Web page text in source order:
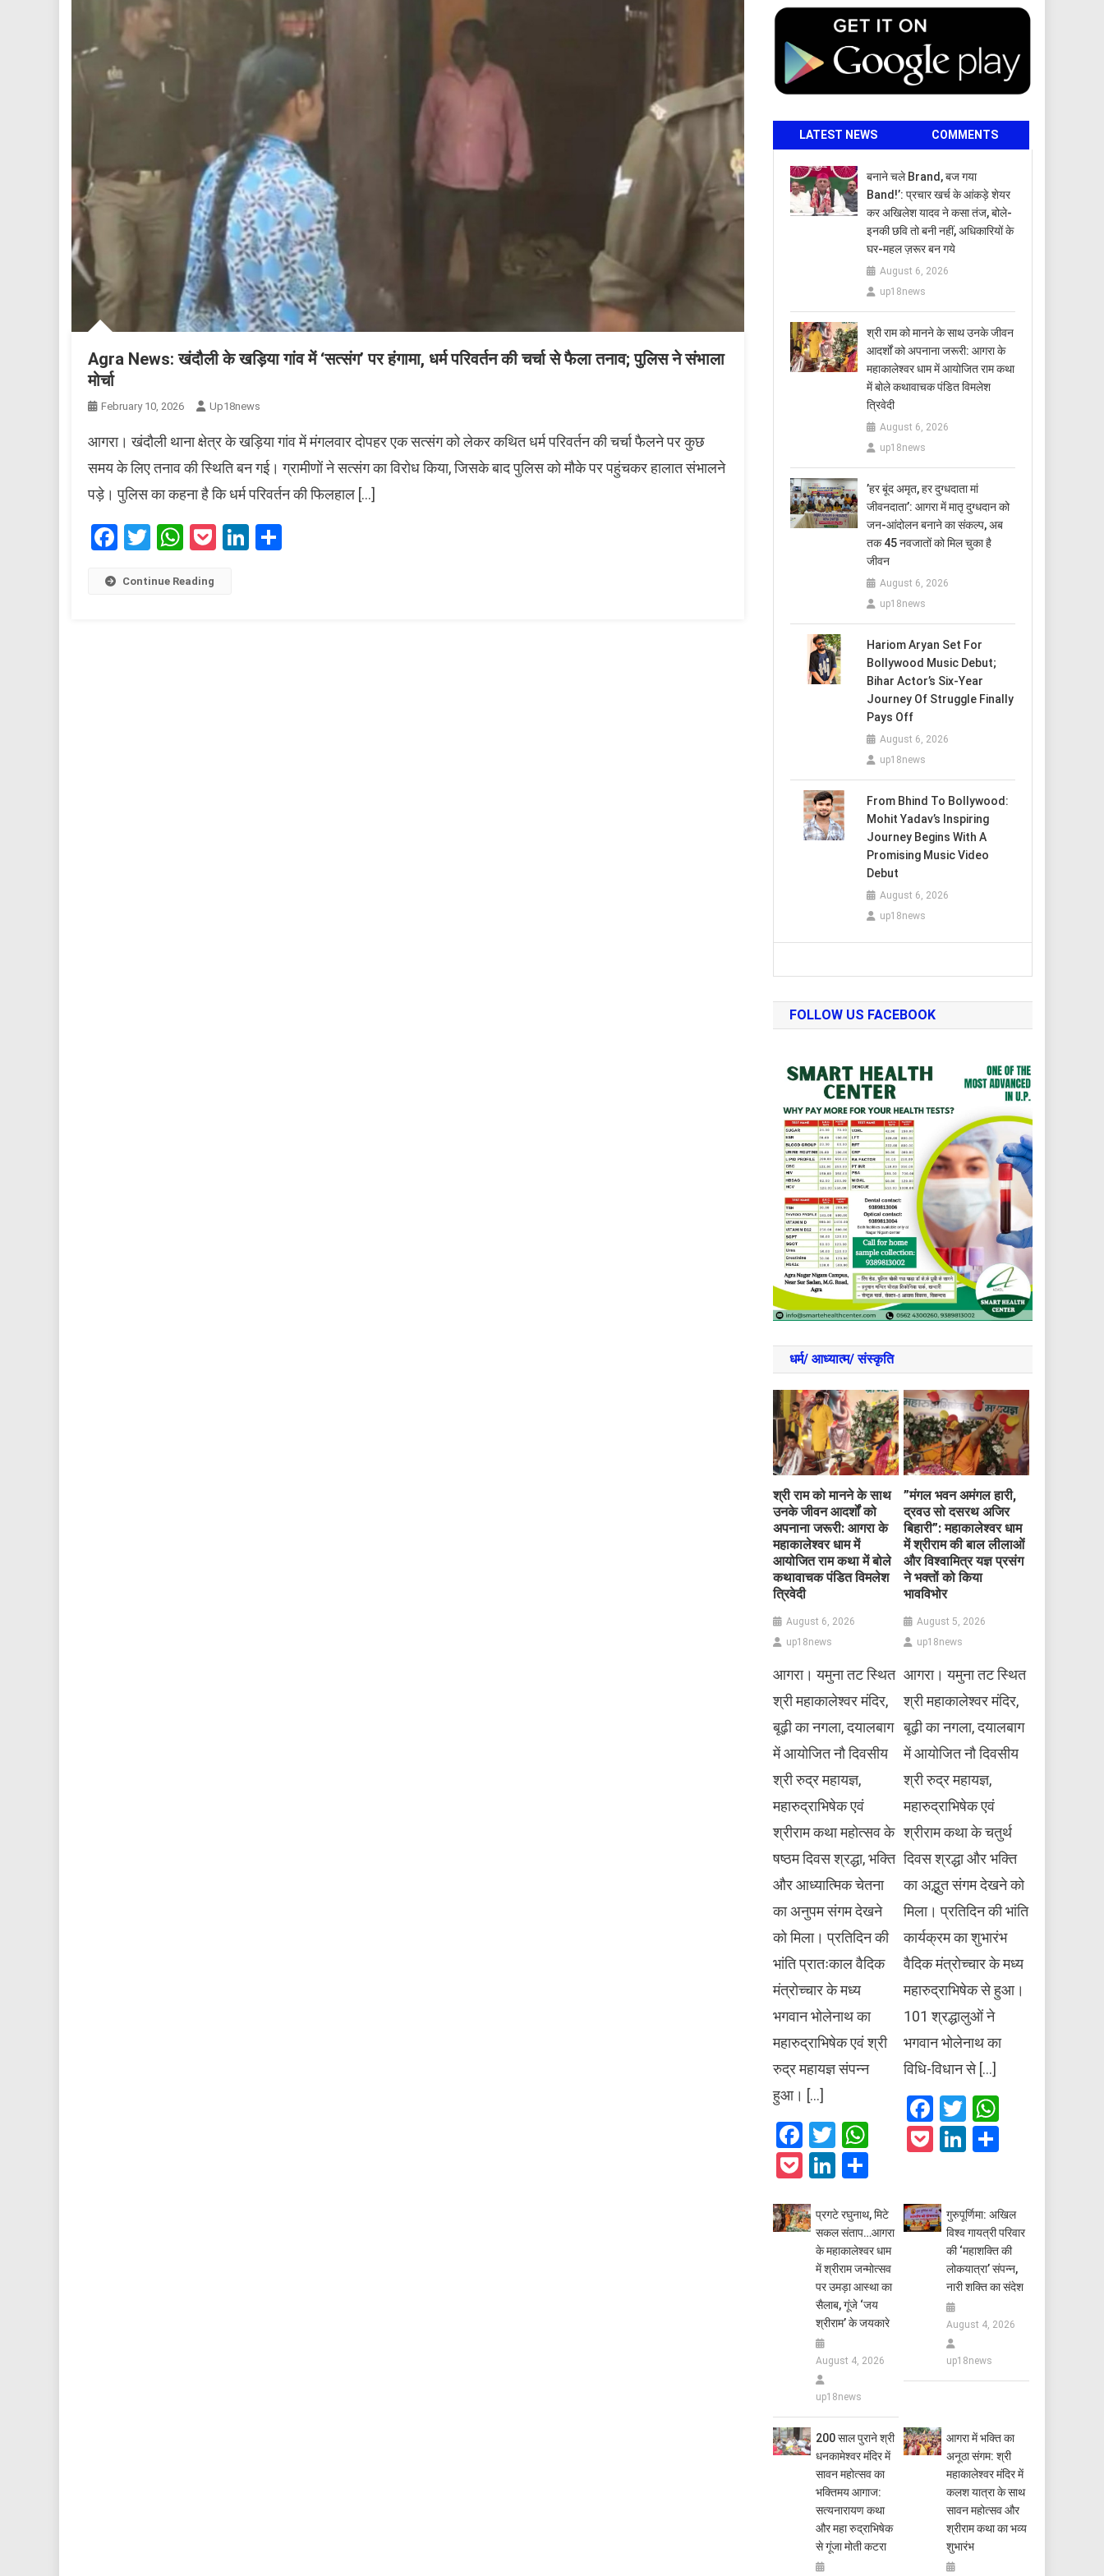
Agra News: खंदौली के खड़िया गांव में ‘सत्संग’ पर हंगामा, धर्म परिवर्तन की चर्चा से फैला तनाव; पुलिस ने संभाला
मोर्चा
February 10, 2026 Up18news
आगरा। खंदौली थाना क्षेत्र के खड़िया गांव में मंगलवार दोपहर एक सत्संग को लेकर कथित धर्म परिवर्तन की चर्चा फैलने पर कुछ
समय के लिए तनाव की स्थिति बन गई। ग्रामीणों ने सत्संग का विरोध किया, जिसके बाद पुलिस को मौके पर पहुंचकर हालात संभालने
पड़े। पुलिस का कहना है कि धर्म परिवर्तन की फिलहाल […]
Facebook
Twitter
WhatsApp
PocketLinkedIn
Continue Reading
LATEST NEWS COMMENTS
बनाने चले Brand, बज गया
Band!’: प्रचार खर्च के आंकड़े शेयर
कर अखिलेश यादव ने कसा तंज, बोले-
इनकी छवि तो बनी नहीं, अधिकारियों के
घर-महल ज़रूर बन गये
August 6, 2026
up18news
​श्री राम को मानने के साथ उनके जीवन
आदर्शों को अपनाना जरूरी: आगरा के
महाकालेश्वर धाम में आयोजित राम कथा
में बोले कथावाचक पंडित विमलेश
त्रिवेदी
August 6, 2026
up18news
​’हर बूंद अमृत, हर दुग्धदाता मां
जीवनदाता’: आगरा में मातृ दुग्धदान को
जन-आंदोलन बनाने का संकल्प, अब
तक 45 नवजातों को मिल चुका है
जीवन
August 6, 2026
up18news
Hariom Aryan Set For
Bollywood Music Debut;
Bihar Actor’s Six-Year
Journey Of Struggle Finally
Pays Off
August 6, 2026
up18news
From Bhind To Bollywood:
Mohit Yadav’s Inspiring
Journey Begins With A
Promising Music Video
Debut
August 6, 2026
up18news
FOLLOW US FACEBOOK
धर्म/ आध्‍यात्‍म/ संस्‍कृति
​श्री राम को मानने के साथ
उनके जीवन आदर्शों को
अपनाना जरूरी: आगरा के
महाकालेश्वर धाम में
आयोजित राम कथा में बोले
कथावाचक पंडित विमलेश
त्रिवेदी
August 6, 2026
up18news
आगरा। यमुना तट स्थित
श्री महाकालेश्वर मंदिर,
बूढ़ी का नगला, दयालबाग
में आयोजित नौ दिवसीय
श्री रुद्र महायज्ञ,
महारुद्राभिषेक एवं
श्रीराम कथा महोत्सव के
षष्ठम दिवस श्रद्धा, भक्ति
और आध्यात्मिक चेतना
का अनुपम संगम देखने
को मिला। प्रतिदिन की
भांति प्रातःकाल वैदिक
मंत्रोच्चार के मध्य
भगवान भोलेनाथ का
महारुद्राभिषेक एवं श्री
रुद्र महायज्ञ संपन्न
हुआ। […]
Facebook
TwitterWhatsApp
PocketLinkedIn
​”मंगल भवन अमंगल हारी,
द्रवउ सो दसरथ अजिर
बिहारी”: महाकालेश्वर धाम
में श्रीराम की बाल लीलाओं
और विश्वामित्र यज्ञ प्रसंग
ने भक्तों को किया
भावविभोर
August 5, 2026
up18news
आगरा। यमुना तट स्थित
श्री महाकालेश्वर मंदिर,
बूढ़ी का नगला, दयालबाग
में आयोजित नौ दिवसीय
श्री रुद्र महायज्ञ,
महारुद्राभिषेक एवं
श्रीराम कथा के चतुर्थ
दिवस श्रद्धा और भक्ति
का अद्भुत संगम देखने को
मिला। प्रतिदिन की भांति
कार्यक्रम का शुभारंभ
वैदिक मंत्रोच्चार के मध्य
महारुद्राभिषेक से हुआ।
101 श्रद्धालुओं ने
भगवान भोलेनाथ का
विधि-विधान से […]
Facebook
Twitter
PocketLinkedIn
प्रगटे रघुनाथ, मिटे
सकल संताप…आगरा
के महाकालेश्वर धाम
में श्रीराम जन्मोत्सव
पर उमड़ा आस्था का
सैलाब, गूंजे ‘जय
श्रीराम’ के जयकारे
August 4, 2026
up18news
गुरुपूर्णिमा: अखिल
विश्व गायत्री परिवार
की ‘महाशक्ति की
लोकयात्रा’ संपन्न,
नारी शक्ति का संदेश
August 4, 2026
up18news
200 साल पुराने श्री
धनकामेश्वर मंदिर में
सावन महोत्सव का
भक्तिमय आगाज:
सत्यनारायण कथा
और महा रुद्राभिषेक
से गूंजा मोती कटरा
आगरा में भक्ति का
अनूठा संगम: श्री
महाकालेश्वर मंदिर में
कलश यात्रा के साथ
सावन महोत्सव और
श्रीराम कथा का भव्य
शुभारंभ